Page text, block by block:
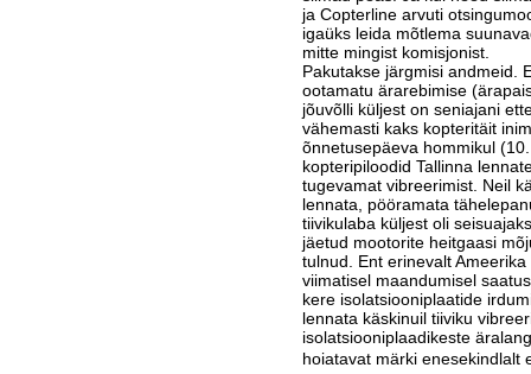
ja Copter­line arvuti
igaüks leida mõtlema
mitte mingist komisjonist.
Pakutakse järgmisi andmeid.
ootamatu ärarebimise
jõuvõlli küljest on seniajani
vähemas­ti kaks kopteritäit
õnnetusepäeva hommikul
kopteripiloodid Tallinna
tuge­vamat vibreerimist. Neil
lennata, pööramata
tiivikulaba küljest oli
jäetud mootorite heitgaasi
tulnud. Ent erinevalt
viimatisel maandumi­sel
kere isolatsiooniplaatide
lennata käskinuil tiiviku
isolatsiooniplaadikeste
hoiatavat märki enesekindlalt